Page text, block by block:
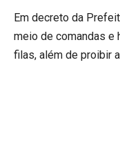
Em decreto da
meio de comandas e
filas, além de proibir